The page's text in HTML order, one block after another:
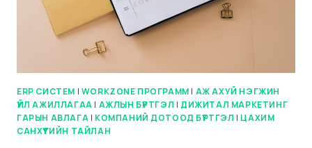
ERP СИСТЕМ | WORKZONE ПРОГРАММ | АЖ АХУЙ НЭГЖИН
ҮЙЛ АЖИЛЛАГАА | АЖЛЫН БҮРТГЭЛ | ДИЖИТАЛ МАРКЕТИНГ
ГАРЫН АВЛАГА | КОМПАНИЙ ДОТООД БҮРТГЭЛ | ЦАХИМ
САНХҮҮГИЙН ТАЙЛАН